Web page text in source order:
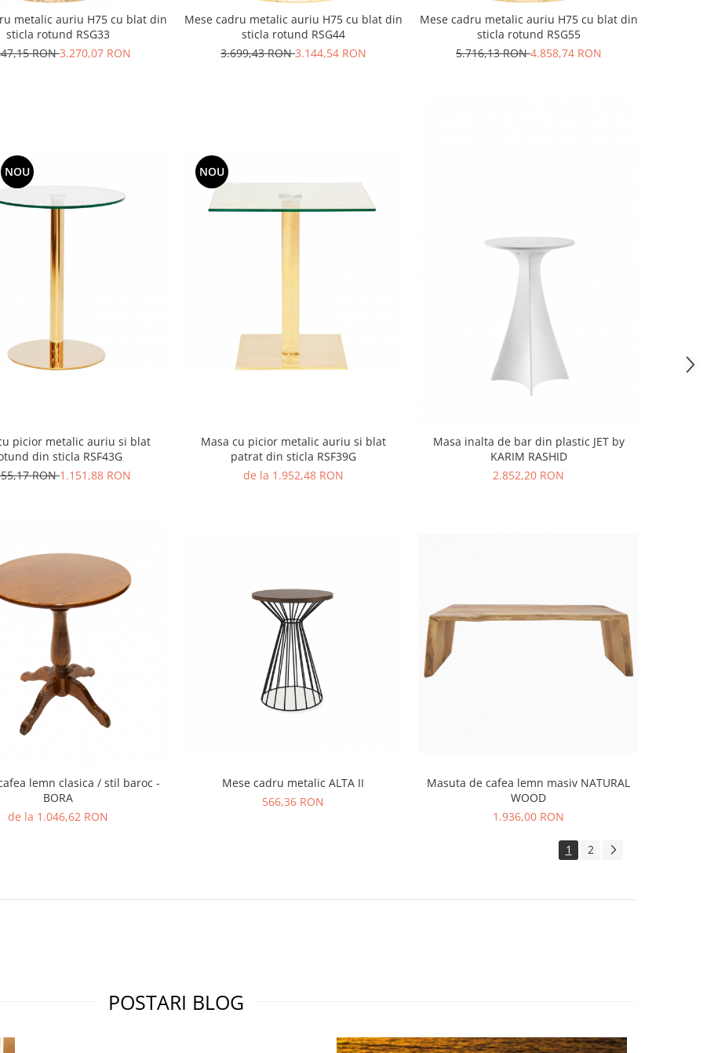
metalic auriu H75 cu blat din
sticla rotund RSG33
RON3.270,07 RON
Mese cadru metalic auriu H75 cu blat din
sticla rotund RSG44
3.699,43 RON3.144,54 RON
Mese cadru metalic auriu H75 cu blat din
sticla rotund RSG55
5.716,13 RON4.858,74 RON
NOU
picior metalic auriu si blat
din sticla RSF43G
RON1.151,88 RON
NOU
Masa cu picior metalic auriu si blat
patrat din sticla RSF39G
de la 1.952,48 RON
Masa inalta de bar din plastic JET by
KARIM RASHID
2.852,20 RON
lemn clasica / stil baroc -
BORA
de la 1.046,62 RON
Mese cadru metalic ALTA II
566,36 RON
Masuta de cafea lemn masiv NATURAL
WOOD
1.936,00 RON
1 2
POSTARI BLOG